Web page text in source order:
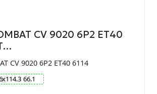
CV 9020 6P2 ET40
CV 9020 6P2 ET40 6114
x114.3 66.1